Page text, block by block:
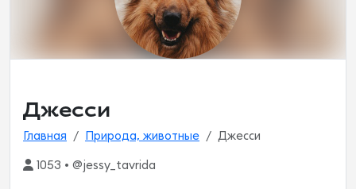
Джесси
Главная Природа, животные Джесси
1053 • @jessy_tavrida